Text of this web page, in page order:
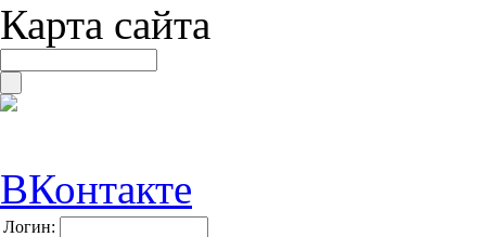
Карта сайта
ВКонтакте
Логин: